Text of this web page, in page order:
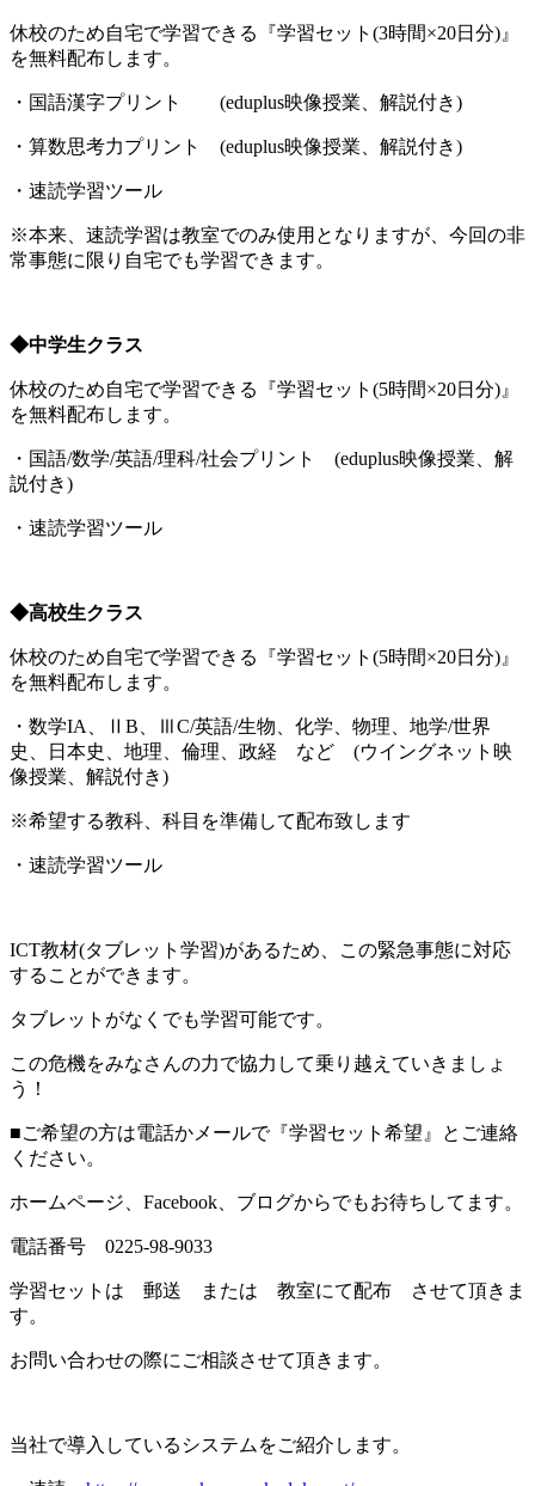
休校のため自宅で学習できる『学習セット(3時間×20日分)』
を無料配布します。
・国語漢字プリント (eduplus映像授業、解説付き)
・算数思考力プリント (eduplus映像授業、解説付き)
・速読学習ツール
※本来、速読学習は教室でのみ使用となりますが、今回の非
常事態に限り自宅でも学習できます。
◆中学生クラス
休校のため自宅で学習できる『学習セット(5時間×20日分)』
を無料配布します。
・国語/数学/英語/理科/社会プリント (eduplus映像授業、解
説付き)
・速読学習ツール
◆高校生クラス
休校のため自宅で学習できる『学習セット(5時間×20日分)』
を無料配布します。
・数学IA、ⅡB、ⅢC/英語/生物、化学、物理、地学/世界
史、日本史、地理、倫理、政経 など (ウイングネット映
像授業、解説付き)
※希望する教科、科目を準備して配布致します
・速読学習ツール
ICT教材(タブレット学習)があるため、この緊急事態に対応
することができます。
タブレットがなくでも学習可能です。
この危機をみなさんの力で協力して乗り越えていきましょ
う！
■ご希望の方は電話かメールで『学習セット希望』とご連絡
ください。
ホームページ、Facebook、ブログからでもお待ちしてます。
電話番号 0225-98-9033
学習セットは 郵送 または 教室にて配布 させて頂きま
す。
お問い合わせの際にご相談させて頂きます。
当社で導入しているシステムをご紹介します。